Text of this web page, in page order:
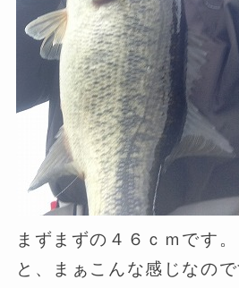
まずまずの４６ｃｍです。
と、まぁこんな感じなの